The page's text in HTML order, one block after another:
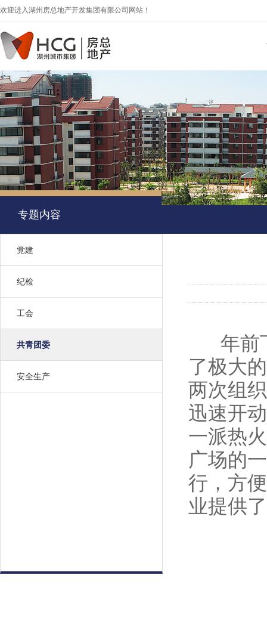
欢迎进入湖州房总地产开发集团有限公司网站！
专题内容
党建
纪检
工会
共青团委
安全生产
年前下
了极大
两次组
迅速开
一派热
广场的
行，方
业提供